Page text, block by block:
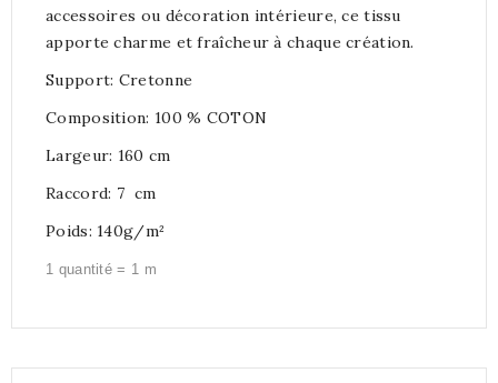
accessoires ou décoration intérieure, ce tissu
apporte charme et fraîcheur à chaque création.
Support: Cretonne
Composition: 100 % COTON
Largeur: 160 cm
Raccord: 7 cm
Poids: 140g/m²
1 quantité = 1 m